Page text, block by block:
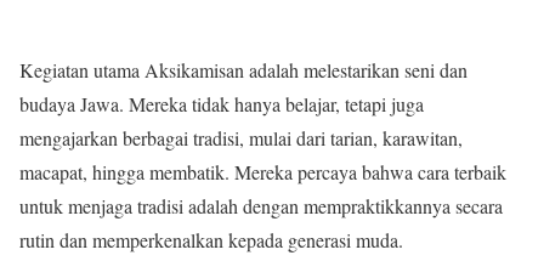
Kegiatan utama Aksikamisan adalah melestarikan seni dan
budaya Jawa. Mereka tidak hanya belajar, tetapi juga
mengajarkan berbagai tradisi, mulai dari tarian, karawitan,
macapat, hingga membatik. Mereka percaya bahwa cara terbaik
untuk menjaga tradisi adalah dengan mempraktikkannya secara
rutin dan memperkenalkan kepada generasi muda.